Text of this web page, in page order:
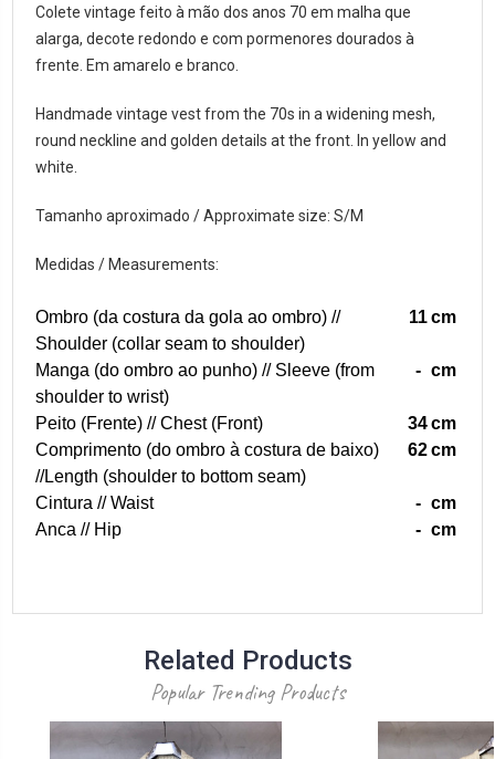
Colete vintage feito à mão dos anos 70 em malha que
alarga, decote redondo e com pormenores dourados à
frente. Em amarelo e branco.
Handmade vintage vest from the 70s in a widening mesh,
round neckline and golden details at the front. In yellow and
white.
Tamanho aproximado / Approximate size: S/M
Medidas / Measurements:
Ombro (da costura da gola ao ombro) //
Shoulder (collar seam to shoulder)
11 cm
Manga (do ombro ao punho) // Sleeve (from
shoulder to wrist)
- cm
Peito (Frente) // Chest (Front) 34cm
Comprimento (do ombro à costura de baixo)
//Length (shoulder to bottom seam)
62cm
Cintura // Waist - cm
Anca // Hip
- cm
Related Products
Popular Trending Products